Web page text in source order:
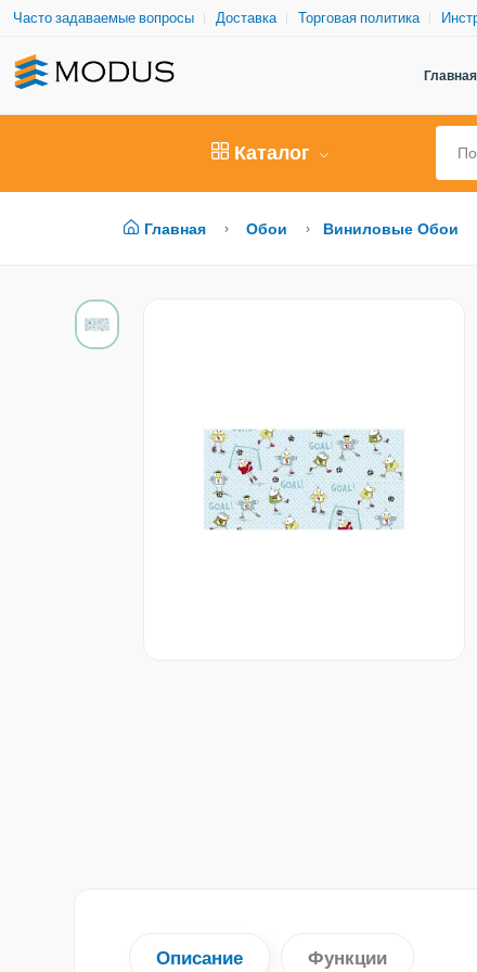
Часто задаваемые вопросы Доставка Торговая политика
Главная
Каталог
Главная Обои Виниловые Обои
Описание Функции